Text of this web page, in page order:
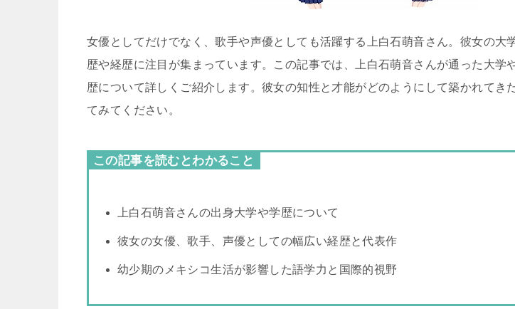
女優としてだけでなく、歌手や声優としても活躍する上白石萌音さん。彼女の大
歴や経歴に注目が集まっています。この記事では、上白石萌音さんが通った大学
歴について詳しくご紹介します。彼女の知性と才能がどのようにして築かれてき
てみてください。
この記事を読むとわかること
上白石萌音さんの出身大学や学歴について
彼女の女優、歌手、声優としての幅広い経歴と代表作
幼少期のメキシコ生活が影響した語学力と国際的視野